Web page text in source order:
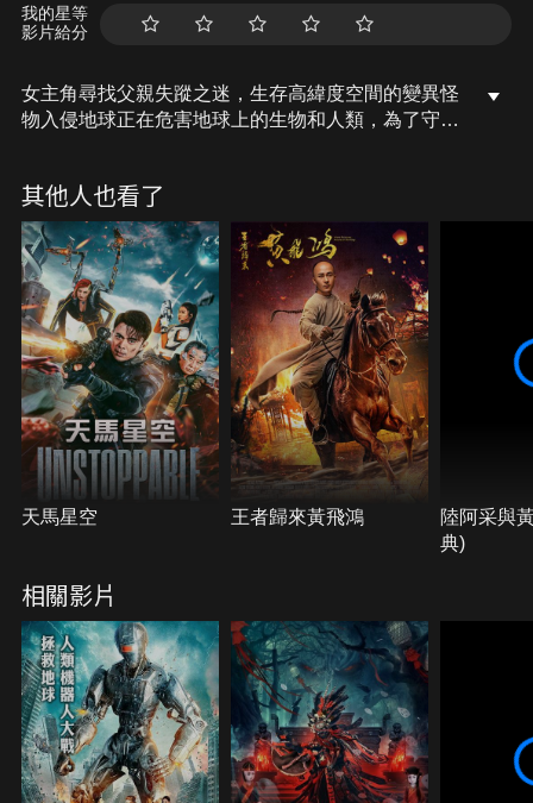
我的星等
影片給分
女主角尋找父親失蹤之迷，生存高緯度空間的變異怪
物入侵地球正在危害地球上的生物和人類，為了守護
身生存環境與如何正確對待科學研究的深刻反省與深
度思考。
其他人也看了
天馬星空 王者歸來黃飛鴻
陸阿采與
典)
相關影片